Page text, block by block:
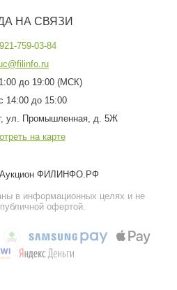
НА СВЯЗИ
759-03-84
до 19:00 (МСК)
14:00 до 15:00
ул. Промышленная, д. 5Ж
на карте
Аукцион ФИЛИНФО.РФ
в информационных целях и не
офертой.